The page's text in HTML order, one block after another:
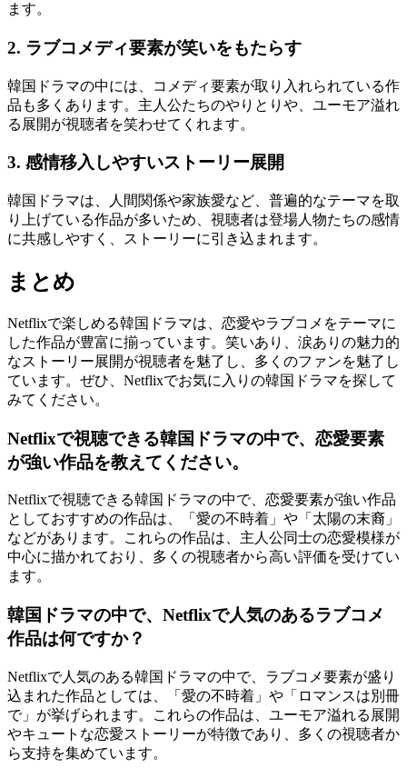
ます。
2. ラブコメディ要素が笑いをもたらす
韓国ドラマの中には、コメディ要素が取り入れられている作
品も多くあります。主人公たちのやりとりや、ユーモア溢れ
る展開が視聴者を笑わせてくれます。
3. 感情移入しやすいストーリー展開
韓国ドラマは、人間関係や家族愛など、普遍的なテーマを取
り上げている作品が多いため、視聴者は登場人物たちの感情
に共感しやすく、ストーリーに引き込まれます。
まとめ
Netflixで楽しめる韓国ドラマは、恋愛やラブコメをテーマに
した作品が豊富に揃っています。笑いあり、涙ありの魅力的
なストーリー展開が視聴者を魅了し、多くのファンを魅了し
ています。ぜひ、Netflixでお気に入りの韓国ドラマを探して
みてください。
Netflixで視聴できる韓国ドラマの中で、恋愛要素
が強い作品を教えてください。
Netflixで視聴できる韓国ドラマの中で、恋愛要素が強い作品
としておすすめの作品は、「愛の不時着」や「太陽の末裔」
などがあります。これらの作品は、主人公同士の恋愛模様が
中心に描かれており、多くの視聴者から高い評価を受けてい
ます。
韓国ドラマの中で、Netflixで人気のあるラブコメ
作品は何ですか？
Netflixで人気のある韓国ドラマの中で、ラブコメ要素が盛り
込まれた作品としては、「愛の不時着」や「ロマンスは別冊
で」が挙げられます。これらの作品は、ユーモア溢れる展開
やキュートな恋愛ストーリーが特徴であり、多くの視聴者か
ら支持を集めています。